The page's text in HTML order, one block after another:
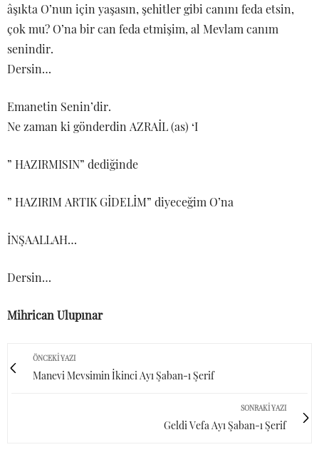
âşıkta O’nun için yaşasın, şehitler gibi canını feda etsin,
çok mu? O’na bir can feda etmişim, al Mevlam canım
senindir.
Dersin…
Emanetin Senin’dir.
Ne zaman ki gönderdin AZRAİL (as) ‘I
” HAZIRMISIN” dediğinde
” HAZIRIM ARTIK GİDELİM” diyeceğim O’na
İNŞAALLAH…
Dersin…
Mihrican Ulupınar
ÖNCEKI YAZI
Manevi Mevsimin İkinci Ayı Şaban-ı Şerif
SONRAKI YAZI
Geldi Vefa Ayı Şaban-ı Şerif